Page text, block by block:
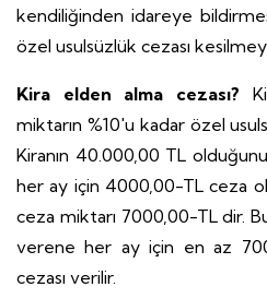
kendiliğinden idareye
özel usulsüzlük cezası
Kira elden alma cezası?
miktarın %10'u kadar özel
Kiranın 40.000,00 TL
her ay için 4000,00-TL ceza
ceza miktarı 7000,00-TL dir.
verene her ay için en az
cezası verilir.